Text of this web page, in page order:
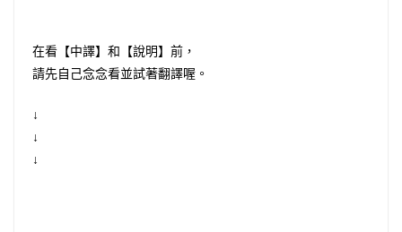
在看【中譯】和【說明】前，
請先自己念念看並試著翻譯喔。
↓
↓
↓